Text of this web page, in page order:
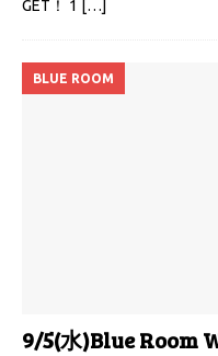
GET！ 1 […]
BLUE ROOM
9/5(水)Blue Room